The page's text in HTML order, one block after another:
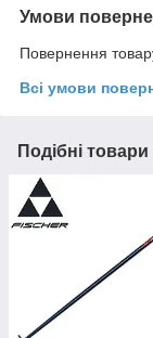
Умови
Повернення
Всі умови
Подібні товари